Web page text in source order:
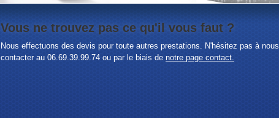
Vous ne trouvez pas ce qu'il vous faut ?
Nous effectuons des devis pour toute autres prestations. N'hésitez pas à nous
contacter au 06.69.39.99.74 ou par le biais de notre page contact.